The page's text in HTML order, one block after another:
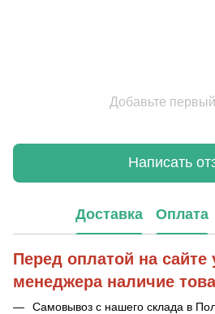
Добавьте
Написать
Доставка Оплата
Перед оплатой на сайте
менеджера наличие
Самовывоз с нашего склада в